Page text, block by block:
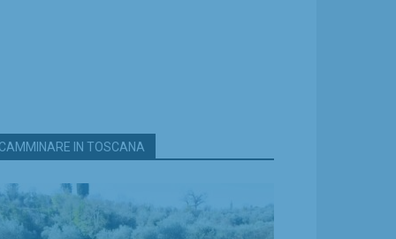
IN TOSCANA